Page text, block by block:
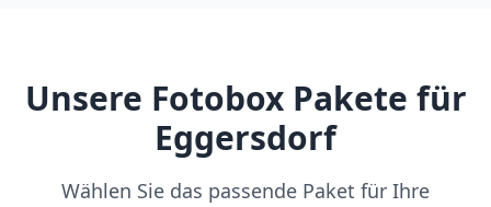
Unsere Fotobox Pakete für
Eggersdorf
Wählen Sie das passende Paket für Ihre